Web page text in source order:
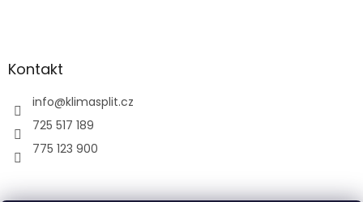
Kontakt
info@klimasplit.cz
725 517 189
775 123 900